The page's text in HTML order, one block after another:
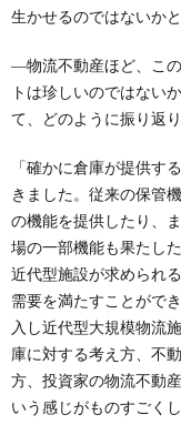
生かせるのではないか
―物流不動産ほど、こ
トは珍しいのではない
て、どのように振り返り
「確かに倉庫が提供す
きました。従来の保管
の機能を提供したり、
場の一部機能も果たし
近代型施設が求められ
需要を満たすことがで
入し近代型大規模物流
庫に対する考え方、不
方、投資家の物流不動
いう感じがものすごく